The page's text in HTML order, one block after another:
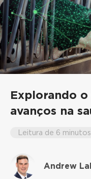
Explorando o
avanços na
Leitura de 6 minutos
Andrew